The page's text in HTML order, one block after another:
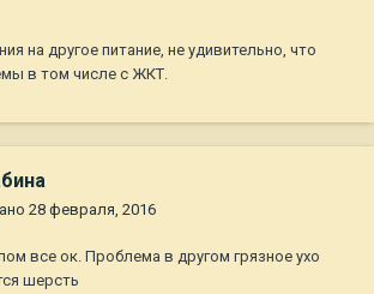
на другое питание, не удивительно, что
в том числе с ЖКТ.
28 февраля, 2016
все ок. Проблема в другом грязное ухо
шерсть